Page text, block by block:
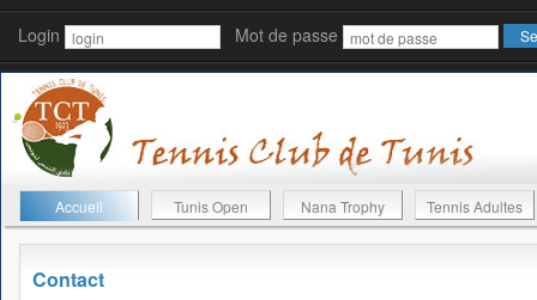
Login Mot de passe
Accueil Tunis Open Nana Trophy Tennis Adultes
Contact